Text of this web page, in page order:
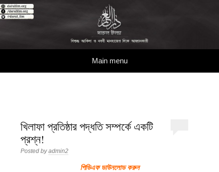
বিশুদ্ধ আকিদা ও নববী মানহাজের দিকে আহ্বানকারী
Main menu
খিলাফা প্রতিষ্ঠার পদ্ধতি সম্পর্কে একটি
প্রশ্ন!
Posted byadmin2
পিডিএফ ডাউনলোড করুন